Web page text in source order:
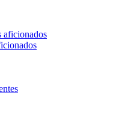
aficionados